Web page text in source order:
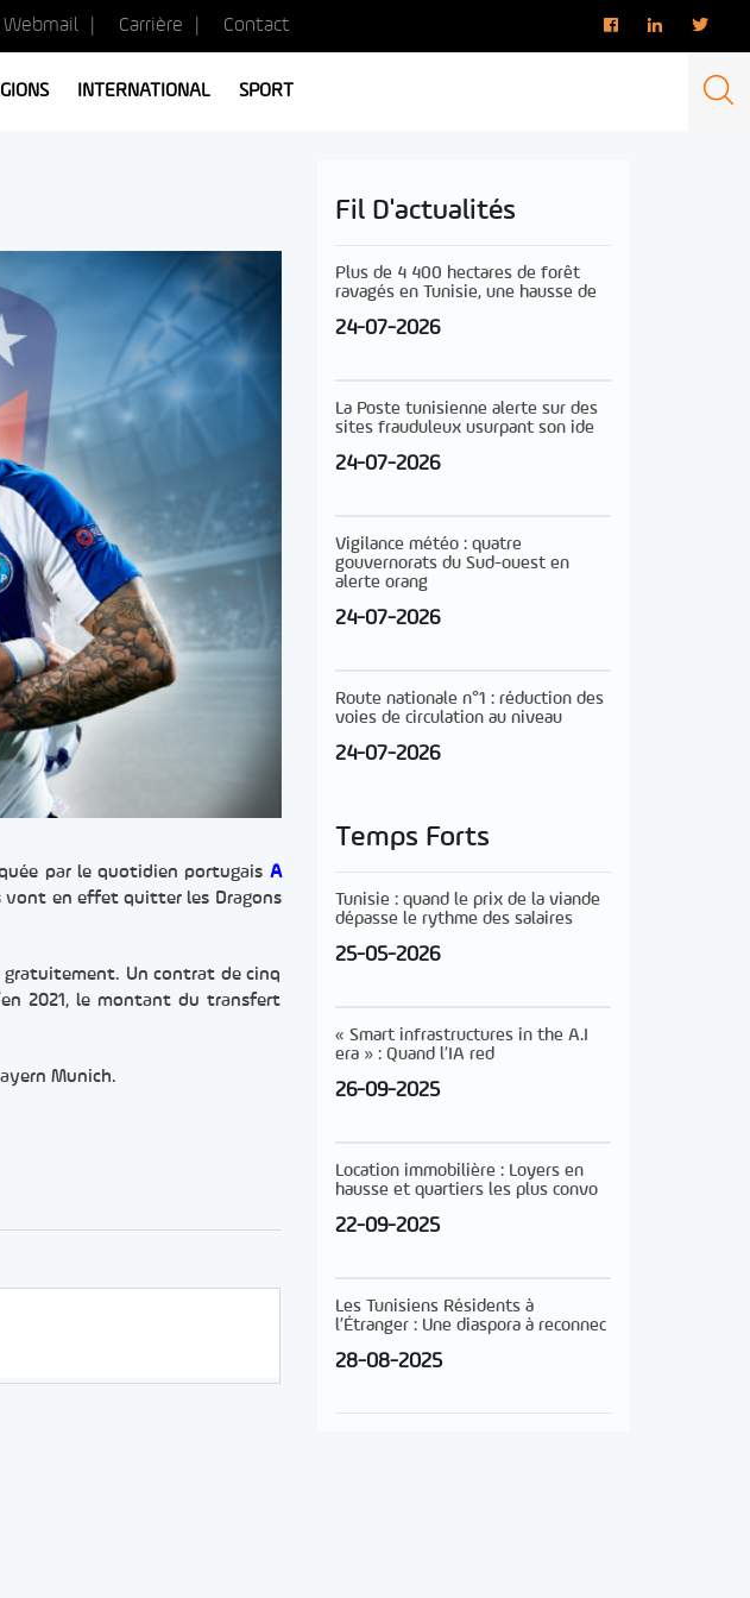
Webmail Carrière Contact
INTERNATIONAL SPORT
par le quotidien portugais A
vont en effet quitter les Dragons
Un contrat de cinq
2021, le montant du transfert
Munich.
Fil D'actualités
Plus de 4 400 hectares de forêt
ravagés en Tunisie, une hausse de
24-07-2026
La Poste tunisienne alerte sur des
sites frauduleux usurpant son ide
24-07-2026
Vigilance météo : quatre
gouvernorats du Sud-ouest en
alerte orang
24-07-2026
Route nationale n°1 : réduction des
voies de circulation au niveau
24-07-2026
Temps Forts
Tunisie : quand le prix de la viande
dépasse le rythme des salaires
25-05-2026
« Smart infrastructures in the A.I
era » : Quand l’IA red
26-09-2025
Location immobilière : Loyers en
hausse et quartiers les plus convo
22-09-2025
Les Tunisiens Résidents à
l’Étranger : Une diaspora à reconnec
28-08-2025